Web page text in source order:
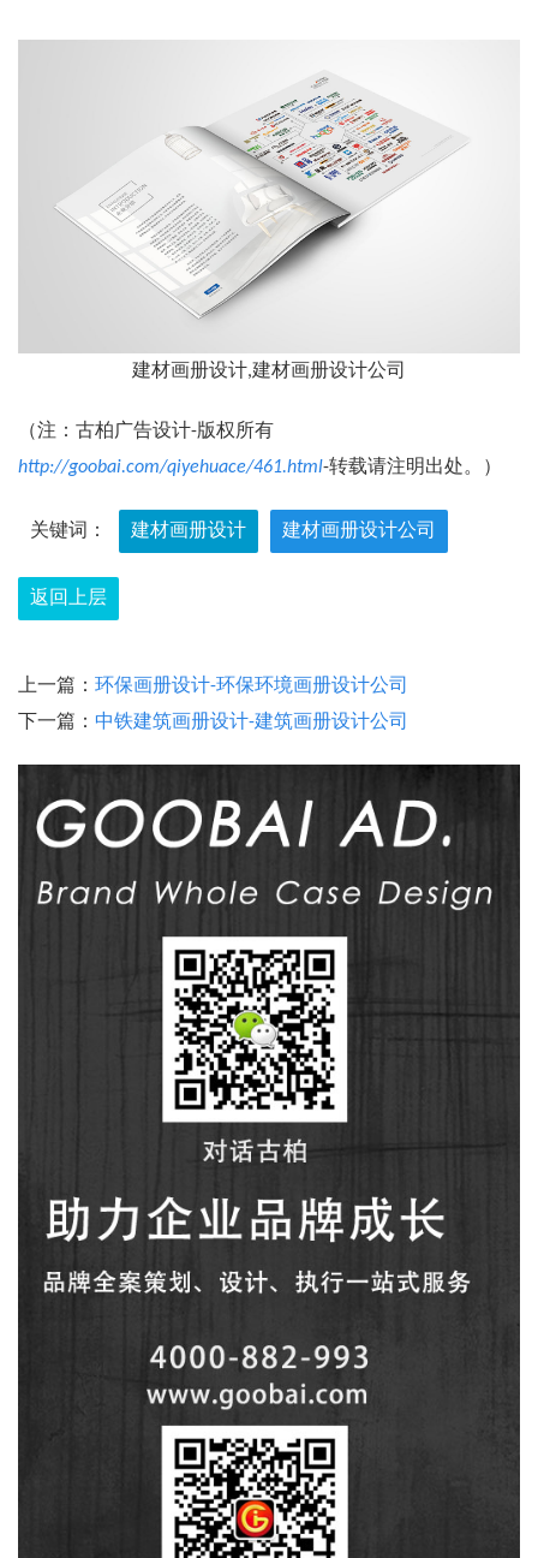
建材画册设计,建材画册设计公司
（注：古柏广告设计-版权所有
http://goobai.com/qiyehuace/461.html-转载请注明出处。）
关键词： 建材画册设计 建材画册设计公司
返回上层
上一篇： 环保画册设计-环保环境画册设计公司
下一篇： 中铁建筑画册设计-建筑画册设计公司